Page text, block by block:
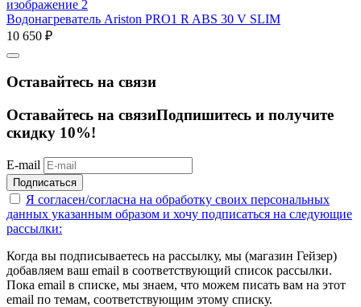
Водонагреватель Ariston PRO1 R ABS 30 V SLIM
10 650 ₽
Оставайтесь на связи
Оставайтесь на связиПодпишитесь и получите
скидку 10%!
E-mail
Подписаться
Я согласен/согласна на обработку своих персональных
данных указанным образом и хочу подписаться на следующие
рассылки:
Когда вы подписываетесь на рассылку, мы (магазин Гейзер)
добавляем ваш email в соответствующий список рассылки.
Пока email в списке, мы знаем, что можем писать вам на этот
email по темам, соответствующим этому списку.